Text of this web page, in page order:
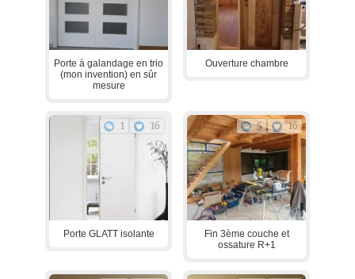
Porte à galandage en trio
(mon invention) en sûr
mesure
Ouverture chambre
1 16
Porte GLATT isolante
5 16
Fin 3ème couche et
ossature R+1